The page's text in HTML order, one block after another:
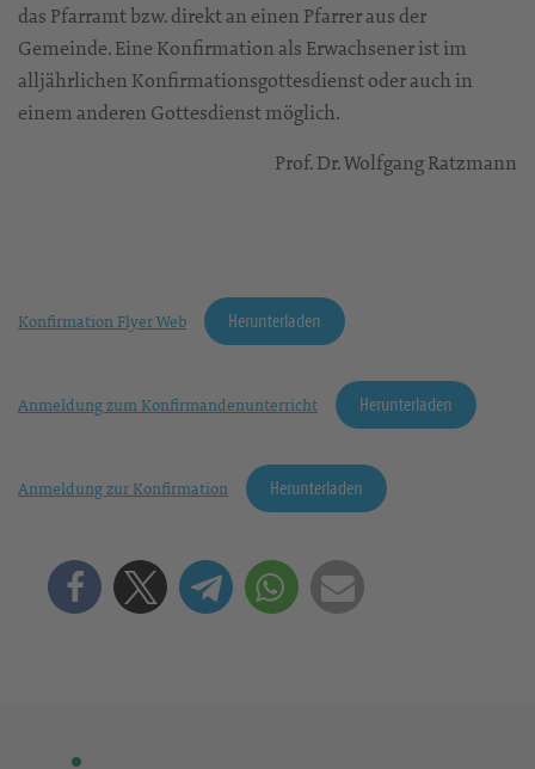
das Pfarramt bzw. direkt an einen Pfarrer aus der
Gemeinde. Eine Konfirmation als Erwachsener ist im
alljährlichen Konfirmationsgottesdienst oder auch in
einem anderen Gottesdienst möglich.
Prof. Dr. Wolfgang Ratzmann
Konfirmation Flyer Web Herunterladen
Anmeldung zum Konfirmandenunterricht Herunterladen
Anmeldung zur Konfirmation Herunterladen